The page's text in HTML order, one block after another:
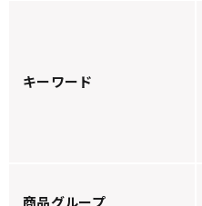
キーワード